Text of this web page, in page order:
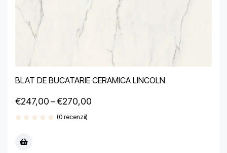
BLAT DE BUCATARIE CERAMICA LINCOLN
€247,00–€270,00
(0 recenzii)